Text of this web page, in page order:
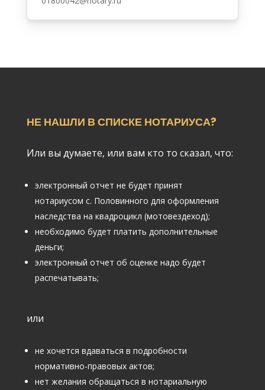
НЕ НАШЛИ В СПИСКЕ НОТАРИУСА?
Или вы думаете, или вам кто то сказал, что:
электронный отчет не будет принят
нотариусом с. Половинного для оформления
наследства на квадроцикл (мотовездеход);
необходимо будет платить дополнительные
деньги;
электронный отчет об оценке надо будет
распечатывать;
или
не хочется вдаваться в подробности
нормативно-правовых актов;
нет желания обращаться в нотариальную